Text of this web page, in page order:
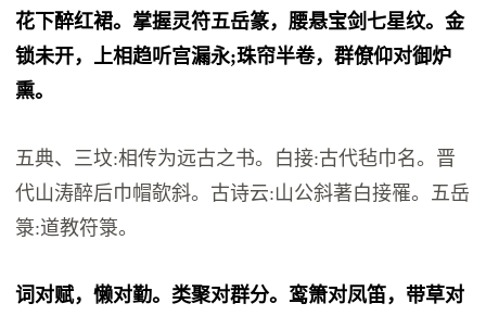
花下醉红裙。掌握灵符五岳篆，腰悬宝剑七星纹。金
锁未开，上相趋听宫漏永;珠帘半卷，群僚仰对御炉
熏。
五典、三坟:相传为远古之书。白接:古代毡巾名。晋
代山涛醉后巾帽欹斜。古诗云:山公斜著白接罹。五岳
箓:道教符箓。
词对赋，懒对勤。类聚对群分。鸾箫对凤笛，带草对